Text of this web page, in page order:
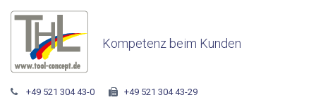
+49 521 304 43-0 +49 521 304 43-29
Kompetenz beim Kunden